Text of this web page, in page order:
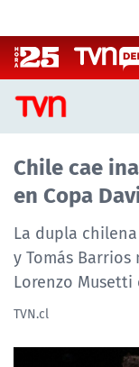
CASTING
CASTING TVN
TVN VERTICAL
TVN PLAY
Chile cae
en Copa
La dupla
y Tomás
Lorenzo
TVN.cl